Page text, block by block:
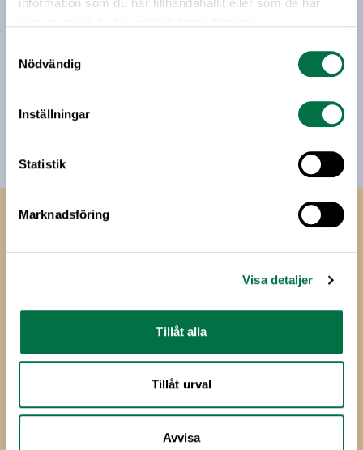
information som du har tillhandahållit eller som de har
Nödvändig
Inställningar
Statistik
Marknadsföring
Visa detaljer
Tillåt alla
Tillåt urval
Avvisa
Jag vill få relevant information från Livsmedelsföretagen
sälja min personliga information. Jag kan när som helst
avsluta prenumerationen.
Livsmedels­företagen
E-post:info@li.se